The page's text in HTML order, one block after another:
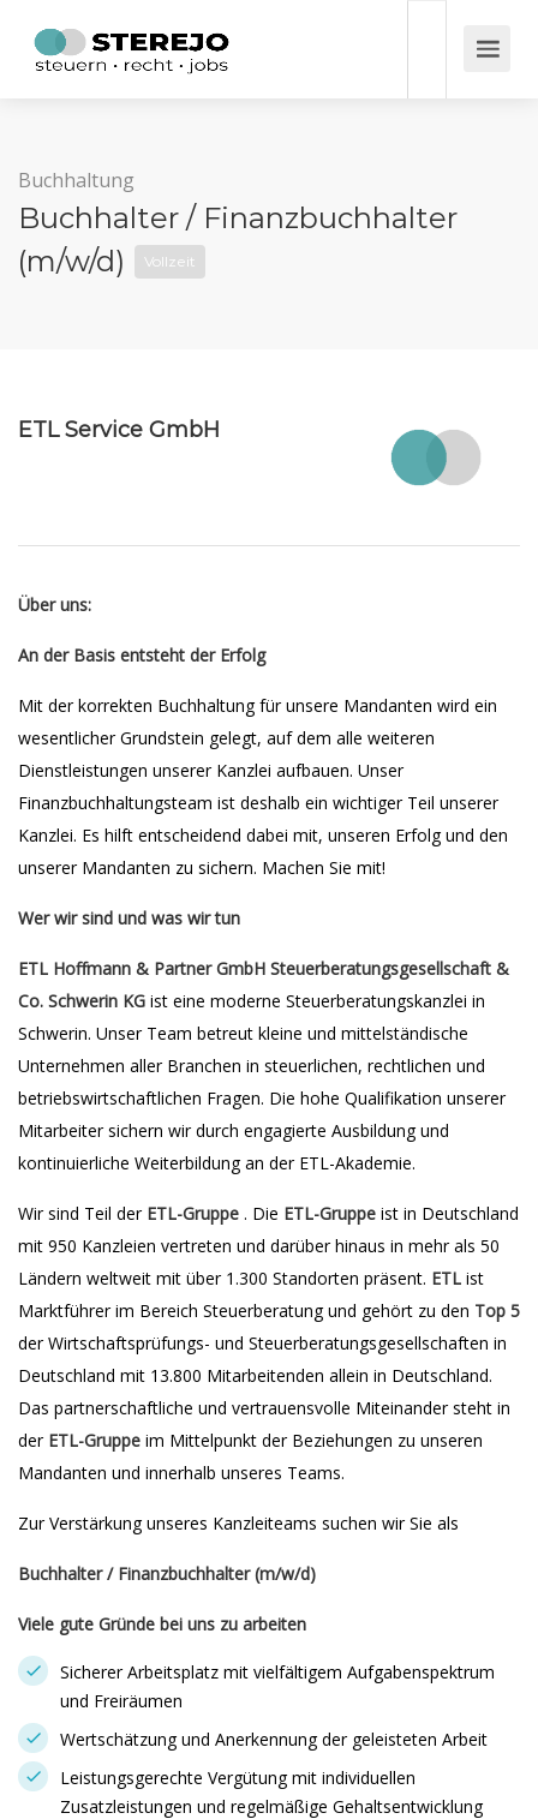
Buchhaltung
Buchhalter / Finanzbuchhalter
(m/w/d)
Vollzeit
ETL Service GmbH
Über uns:
An der Basis entsteht der Erfolg
Mit der korrekten Buchhaltung für unsere Mandanten wird ein
wesentlicher Grundstein gelegt, auf dem alle weiteren
Dienstleistungen unserer Kanzlei aufbauen. Unser
Finanzbuchhaltungsteam ist deshalb ein wichtiger Teil unserer
Kanzlei. Es hilft entscheidend dabei mit, unseren Erfolg und den
unserer Mandanten zu sichern. Machen Sie mit!
Wer wir sind und was wir tun
ETL Hoffmann & Partner GmbH Steuerberatungsgesellschaft &
Co. Schwerin KG ist eine moderne Steuerberatungskanzlei in
Schwerin. Unser Team betreut kleine und mittelständische
Unternehmen aller Branchen in steuerlichen, rechtlichen und
betriebswirtschaftlichen Fragen. Die hohe Qualifikation unserer
Mitarbeiter sichern wir durch engagierte Ausbildung und
kontinuierliche Weiterbildung an der ETL-Akademie.
Wir sind Teil der ETL-Gruppe . Die ETL-Gruppe ist in Deutschland
mit 950 Kanzleien vertreten und darüber hinaus in mehr als 50
Ländern weltweit mit über 1.300 Standorten präsent. ETL ist
Marktführer im Bereich Steuerberatung und gehört zu den Top 5
der Wirtschaftsprüfungs- und Steuerberatungsgesellschaften in
Deutschland mit 13.800 Mitarbeitenden allein in Deutschland.
Das partnerschaftliche und vertrauensvolle Miteinander steht in
der ETL-Gruppe im Mittelpunkt der Beziehungen zu unseren
Mandanten und innerhalb unseres Teams.
Zur Verstärkung unseres Kanzleiteams suchen wir Sie als
Buchhalter / Finanzbuchhalter (m/w/d)
Viele gute Gründe bei uns zu arbeiten
Sicherer Arbeitsplatz mit vielfältigem Aufgabenspektrum
und Freiräumen
Wertschätzung und Anerkennung der geleisteten Arbeit
Leistungsgerechte Vergütung mit individuellen
Zusatzleistungen und regelmäßige Gehaltsentwicklung